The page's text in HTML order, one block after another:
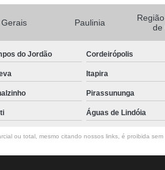
Paulinia
de
do Jordão Cordeirópolis
Itapira
Pirassununga
Águas de Lindóia
ou total, mesmo citando nossos links, é proibida